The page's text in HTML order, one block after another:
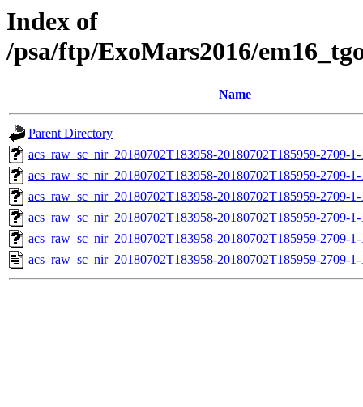
Index of
/psa/ftp/ExoMars2016/
Name
Parent Directory
acs_raw_sc_nir_20180702T183958-20180702T185959-2709-
acs_raw_sc_nir_20180702T183958-20180702T185959-2709-
acs_raw_sc_nir_20180702T183958-20180702T185959-2709-
acs_raw_sc_nir_20180702T183958-20180702T185959-2709-
acs_raw_sc_nir_20180702T183958-20180702T185959-2709-
acs_raw_sc_nir_20180702T183958-20180702T185959-2709-